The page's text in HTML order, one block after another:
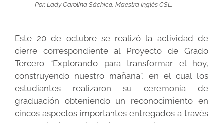
Por: Lady Carolina Sáchica, Maestra Inglés CSL.
Este 20 de octubre se realizó la actividad de
cierre correspondiente al Proyecto de Grado
Tercero “Explorando para transformar el hoy,
construyendo nuestro mañana”, en el cual los
estudiantes realizaron su ceremonia de
graduación obteniendo un reconocimiento en
cincos aspectos importantes entregados a través